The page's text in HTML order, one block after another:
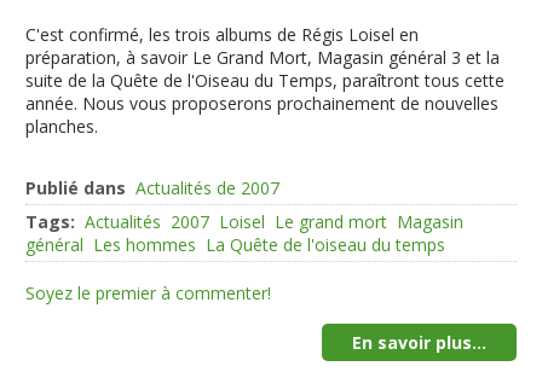
C'est confirmé, les trois albums de Régis Loisel en
préparation, à savoir Le Grand Mort, Magasin général 3 et la
suite de la Quête de l'Oiseau du Temps, paraîtront tous cette
année. Nous vous proposerons prochainement de nouvelles
planches.
Publié dans Actualités de 2007
Tags: Actualités 2007 Loisel Le grand mort Magasin
général Les hommes La Quête de l'oiseau du temps
Soyez le premier à commenter!
En savoir plus...